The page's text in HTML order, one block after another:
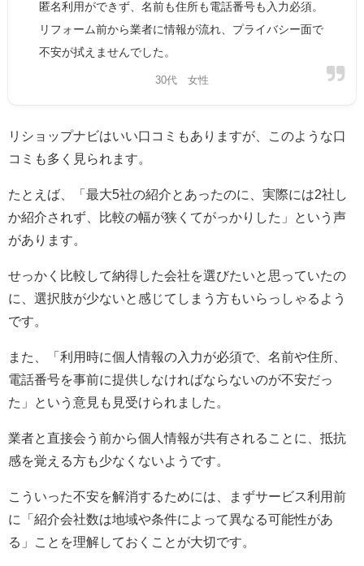
匿名利用ができず、名前も住所も電話番号も入力必須。
リフォーム前から業者に情報が流れ、プライバシー面で
不安が拭えませんでした。
30代 女性
リショップナビはいい口コミもありますが、このような口
コミも多く見られます。
たとえば、「最大5社の紹介とあったのに、実際には2社し
か紹介されず、比較の幅が狭くてがっかりした」という声
があります。
せっかく比較して納得した会社を選びたいと思っていたの
に、選択肢が少ないと感じてしまう方もいらっしゃるよう
です。
また、「利用時に個人情報の入力が必須で、名前や住所、
電話番号を事前に提供しなければならないのが不安だっ
た」という意見も見受けられました。
業者と直接会う前から個人情報が共有されることに、抵抗
感を覚える方も少なくないようです。
こういった不安を解消するためには、まずサービス利用前
に「紹介会社数は地域や条件によって異なる可能性があ
る」ことを理解しておくことが大切です。